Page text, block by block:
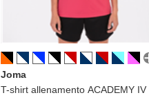
Joma
T-shirt allenamento ACADEMY IV